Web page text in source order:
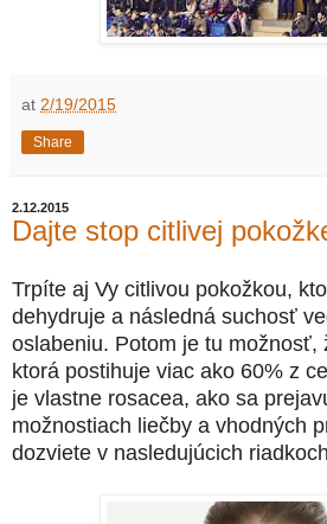
at 2/19/2015
Share
2.12.2015
Dajte stop citlivej
Trpíte aj Vy citlivou pokožkou,
dehydruje a následná suchosť
oslabeniu. Potom je tu možnosť,
ktorá postihuje viac ako 60% z
je vlastne rosacea, ako sa
možnostiach liečby a vhodných
dozviete v nasledujúcich